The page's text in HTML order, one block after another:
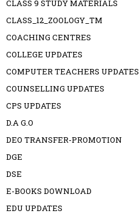
CLASS 9 STUDY MATERIALS
CLASS_12_ZOOLOGY_TM
COACHING CENTRES
COLLEGE UPDATES
COMPUTER TEACHERS UPDATES
COUNSELLING UPDATES
CPS UPDATES
D.A G.O
DEO TRANSFER-PROMOTION
DGE
DSE
E-BOOKS DOWNLOAD
EDU UPDATES